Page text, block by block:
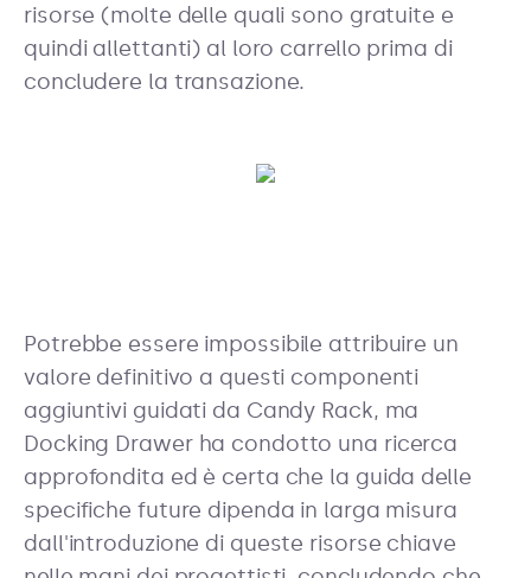
risorse (molte delle quali sono gratuite e
quindi allettanti) al loro carrello prima di
concludere la transazione.
Potrebbe essere impossibile attribuire un
valore definitivo a questi componenti
aggiuntivi guidati da Candy Rack, ma
Docking Drawer ha condotto una ricerca
approfondita ed è certa che la guida delle
specifiche future dipenda in larga misura
dall'introduzione di queste risorse chiave